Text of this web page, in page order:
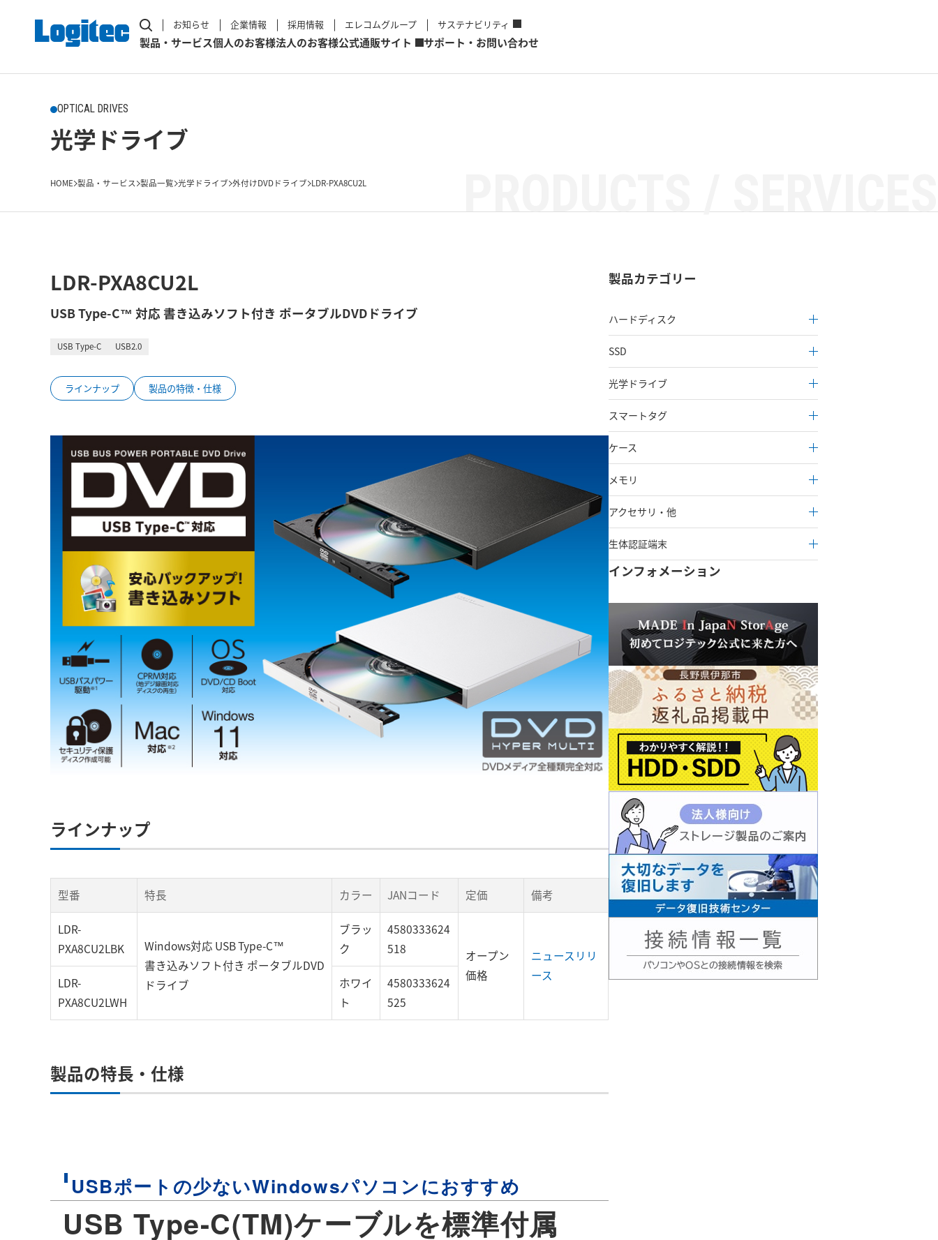
お知らせ 企業情報 採用情報 エレコムグループ サステナビリティ
製品・サービス個人のお客様法人のお客様公式通販サイト サポート・お問い合わせ
OPTICAL DRIVES
光学ドライブ
HOME 製品・サービス 製品一覧 光学ドライブ 外付けDVDドライブ LDR-PXA8CU2L
LDR-PXA8CU2L
USB Type-C™ 対応 書き込みソフト付き ポータブルDVDドライブ
USB Type-C USB2.0
ラインナップ 製品の特徴・仕様
ラインナップ
型番 特長 カラー JANコード 定価 備考
LDR-
PXA8CU2LBK
Windows対応 USB Type-C™
書き込みソフト付き ポータブルDVD
ドライブ
ブラッ
ク
4580333624
518
オープン
価格
ニュースリリ
ース
LDR-
PXA8CU2LWH
ホワイ
ト
4580333624
525
製品の特長・仕様
USBポートの少ないWindowsパソコンにおすすめ
USB Type-C(TM)ケーブルを標準付属
製品カテゴリー
ハードディスク
SSD
光学ドライブ
スマートタグ
ケース
メモリ
アクセサリ・他
生体認証端末
インフォメーション